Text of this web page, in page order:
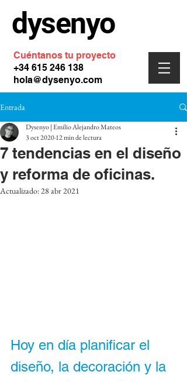
dysenyo
Cuéntanos tu proyecto
+34 615 246 138
hola@dysenyo.com
Entrada
7 tendencias en el diseño
y reforma de oficinas.
Dysenyo | Emilio Alejandro Mateos
3 oct 202012 min de lectura
Actualizado:28 abr 2021
Hoy en día planificar el
diseño, la decoración y la